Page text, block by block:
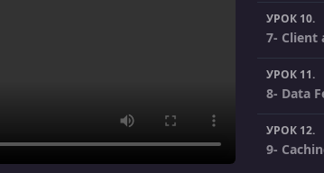
УРОК 10.
7- Client
УРОК 11.
8- Data
УРОК 12.
9-